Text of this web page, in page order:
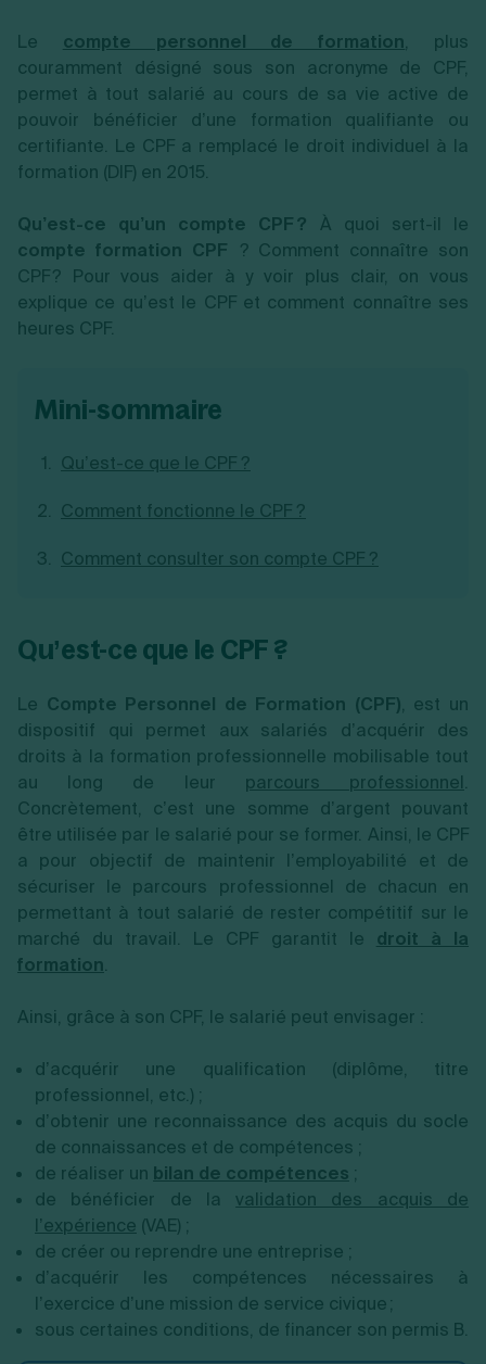
Construction/travaux
Restauration
Commerce
Transport
Autres
Ressources
Simulateur de choix de forme juridique
Calcul de charges sociales
Estimation du coût de création
Calcul d'éligibilité à l'ACRE
Vérification de la disponibilité du nom d'entreprise
Générateur de mentions légales
Création d'entreprise
Transmission universelle de patrimoine
Augmentation de capital
Réduction de capital
Gérer son entreprise
Gestion comptable
Approbation des comptes
Recherche d'antériorité
Protection des créations
Confidentialité de l'adresse du dirigeant
Fermer son entreprise
Dissolution-liquidation
Dépôt de bilan
Toutes les modifications
LMNP
Par métier
Conseil/finance
Vente en ligne
Services aux entreprises
Construction/travaux
Commerce
Transport
Autres
Par fonctionnalité
Gestion des achats
Gestion de la trésorerie
Je suis autonome
Je souhaite être accompagné
comptable LS Compta
Fiches SAS
Fiches EURL
Fiches SARL
Fiches SCI
Fiches auto-entrepreneur
Fiches association
Toutes les fiches sur la création
Gestion d’entreprise
Fermeture d’entreprise
Exercice d’un métier
Recouvrement de factures
Gérer ses salariés
Ouvrir sa société
Création de micro-entreprise
Création d'EURL
Création de SARL
Aides à la création d’entreprise
Ouverture compte pro
Création d'entreprise
Le compte personnel de formation, plus
couramment désigné sous son acronyme de CPF,
permet à tout salarié au cours de sa vie active de
pouvoir bénéficier d’une formation qualifiante ou
certifiante. Le CPF a remplacé le droit individuel à la
formation (DIF) en 2015.
Qu’est-ce qu’un compte CPF ? À quoi sert-il le
compte formation CPF ? Comment connaître son
CPF ? Pour vous aider à y voir plus clair, on vous
explique ce qu’est le CPF et comment connaître ses
heures CPF.
mini-sommaire
Qu’est-ce que le CPF ?
Comment fonctionne le CPF ?
Comment consulter son compte CPF ?
Qu’est-ce que le CPF ?
Le Compte Personnel de Formation (CPF), est un
dispositif qui permet aux salariés d’acquérir des
droits à la formation professionnelle mobilisable tout
au long de leur parcours professionnel.
Concrètement, c’est une somme d’argent pouvant
être utilisée par le salarié pour se former. Ainsi, le CPF
a pour objectif de maintenir l’employabilité et de
sécuriser le parcours professionnel de chacun en
permettant à tout salarié de rester compétitif sur le
marché du travail. Le CPF garantit le droit à la
formation.
Ainsi, grâce à son CPF, le salarié peut envisager :
d’acquérir une qualification (diplôme, titre
professionnel, etc.) ;
d’obtenir une reconnaissance des acquis du socle
de connaissances et de compétences ;
de réaliser un bilan de compétences ;
de bénéficier de lavalidation des acquis de
l’expérience (VAE) ;
de créer ou reprendre une entreprise ;
d’acquérir les compétences nécessaires à
l’exercice d’une mission de service civique ;
sous certaines conditions, de financer son permis B.